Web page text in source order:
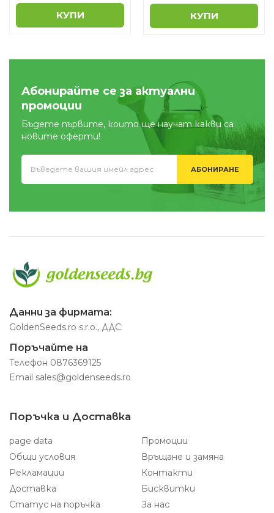
КУПИ КУПИ
Абонирайте се за актуални
промоции
Бъдете първите, които ще научат какви са
новите оферти!
АБОНИРАНЕ
Данни за фирмата:
GoldenSeeds.ro s.r.o., ДДС:
Поръчайте на
Телефон 0876369125
Email sales@goldenseeds.ro
Поръчка и Доставка
page data
Промоции
Общи условия
Връщане и замяна
Рекламации
Контакти
Доставка
Бисквитки
Статус на поръчка
За нас